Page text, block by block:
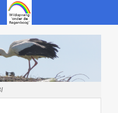
Wildopvang "onder
de Regenboog"